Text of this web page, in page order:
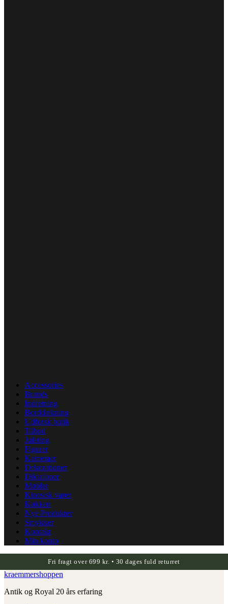
Accessories
Brands
Indretning
Borddækning
Udforsk butik
Tilbud
Juleting
Figurer
Kameraer
Dekorationer
Diktafoner
Møbler
Kinesisk varer
Køkken
Nye Produkter
Smykker
Kontakt
Min konto
Fri fragt over 699 kr. • 30 dages fuld returret
kraemmershoppen
Antik og Royal 20 års erfaring